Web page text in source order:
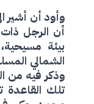
وأود أن أشير
أن الرجل
بيئة
الشمالي
وذكر فيه من
تلك القاعدة